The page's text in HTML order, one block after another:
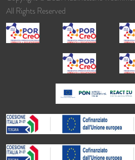
All Rights Reserved